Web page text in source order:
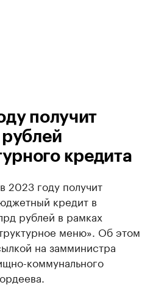
получит
кредита
2023 году получит
кредит в
рублей в рамках
меню». Об этом
на замминистра
коммунального